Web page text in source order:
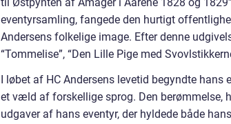
eventyrsamling, fangede den hurtigt
Andersens folkelige image. Efter denne
“Tommelise”, “Den Lille Pige med
I løbet af HC Andersens levetid begyndte
et væld af forskellige sprog. Den berømmelse,
udgaver af hans eventyr, der hyldede både